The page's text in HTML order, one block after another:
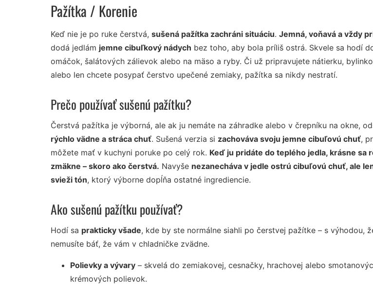
Pažítka / Korenie
Keď nie je po ruke čerstvá, sušená pažítka zachráni situáciu. Jemná, voňavá a vždy
dodá jedlám jemne cibuľkový nádych bez toho, aby bola príliš ostrá. Skvele sa hodí
omáčok, šalátových zálievok alebo na mäso a ryby. Či už pripravujete nátierku,
alebo len chcete posypať čerstvo upečené zemiaky, pažítka sa nikdy nestratí.
Prečo používať sušenú pažítku?
Čerstvá pažítka je výborná, ale ak ju nemáte na záhradke alebo v črepníku na okne,
rýchlo vädne a stráca chuť. Sušená verzia si zachováva svoju jemne cibuľovú chuť,
môžete mať v kuchyni poruke po celý rok. Keď ju pridáte do teplého jedla, krásne sa
zmäkne – skoro ako čerstvá. Navyše nezanecháva v jedle ostrú cibuľovú chuť, ale
svieži tón, ktorý výborne dopĺňa ostatné ingrediencie.
Ako sušenú pažítku používať?
Hodí sa prakticky všade, kde by ste normálne siahli po čerstvej pažítke – s výhodou,
nemusíte báť, že vám v chladničke zvädne.
Polievky a vývary – skvelá do zemiakovej, cesnačky, hrachovej alebo
krémových polievok.